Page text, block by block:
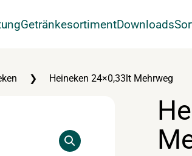
GetränkesortimentDownloads
Heineken 24×0,33lt Mehrweg